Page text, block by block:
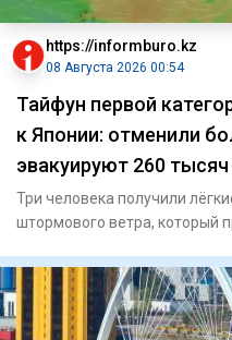
https://informburo.kz
08 Августа 2026 00:54
Тайфун первой
к Японии: отменили
эвакуируют 260
Три человека получили
штормового ветра, который